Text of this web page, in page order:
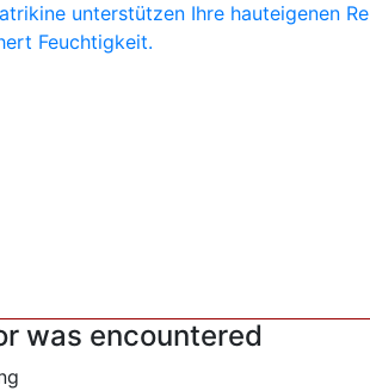
unterstützen Ihre hauteigenen
Feuchtigkeit.
was encountered